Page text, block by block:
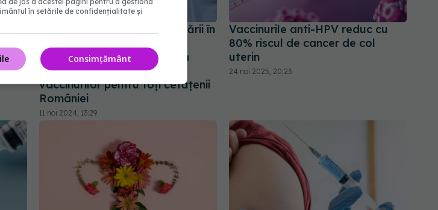
Extinderea vaccinării în
Zaharescu (ARPIM): Milităm
pentru accesibilizarea
vaccinurilor pentru toți cetățenii
României
11 noi 2024, 13:29
Vaccinurile anti-HPV reduc cu
80% riscul de cancer de col
uterin
24 noi 2025, 20:23
în setările de confidențialitate și
Consimțământ